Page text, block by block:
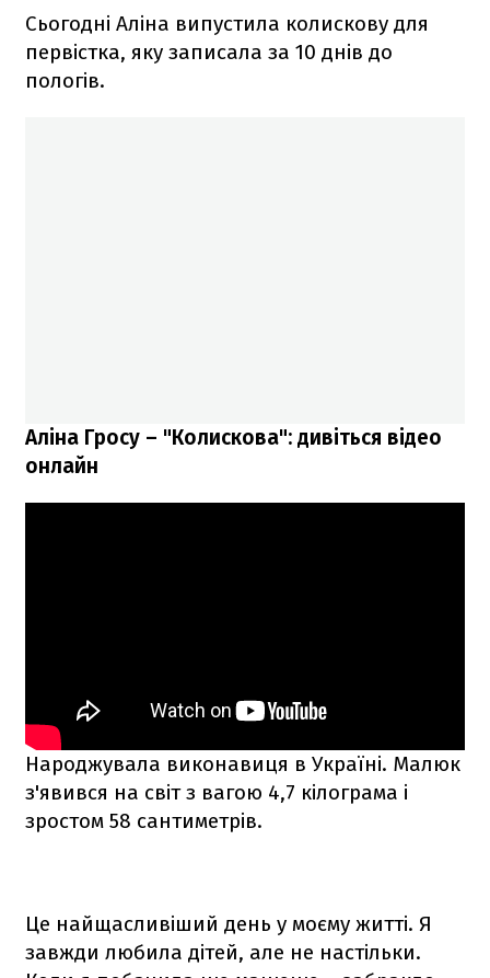
Сьогодні Аліна випустила колискову для
первістка, яку записала за 10 днів до
пологів.
Аліна Гросу – "Колискова": дивіться відео
онлайн
Народжувала виконавиця в Україні. Малюк
з'явився на світ з вагою 4,7 кілограма і
зростом 58 сантиметрів.
Це найщасливіший день у моєму житті. Я
завжди любила дітей, але не настільки.